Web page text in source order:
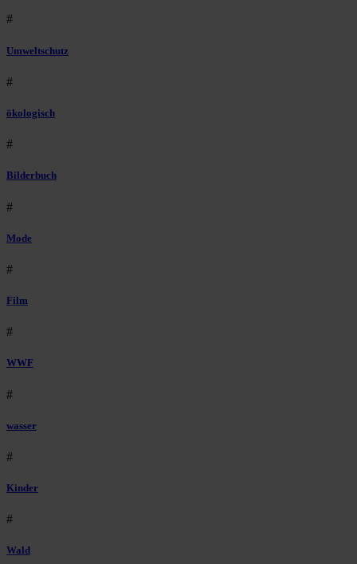
#
Umweltschutz
#
ökologisch
#
Bilderbuch
#
Mode
#
Film
#
WWF
#
wasser
#
Kinder
#
Wald